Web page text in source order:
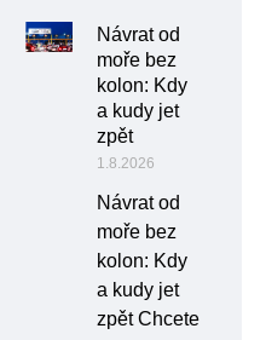
Návrat od
moře bez
kolon: Kdy
a kudy jet
zpět
1.8.2026
Návrat od
moře bez
kolon: Kdy
a kudy jet
zpět Chcete